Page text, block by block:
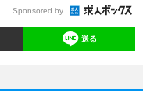
Sponsored by
送る